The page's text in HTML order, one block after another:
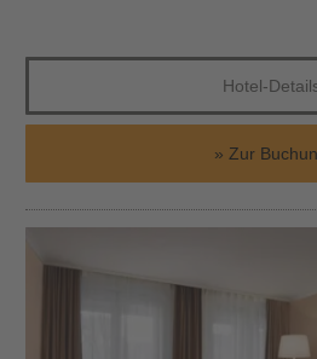
Hotel-
Zur